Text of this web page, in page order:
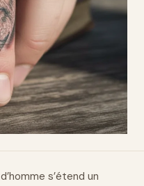
d’homme s’étend un